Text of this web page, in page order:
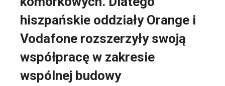
hiszpańskie oddziały Orange i
Vodafone rozszerzyły swoją
współpracę w zakresie
wspólnej budowy